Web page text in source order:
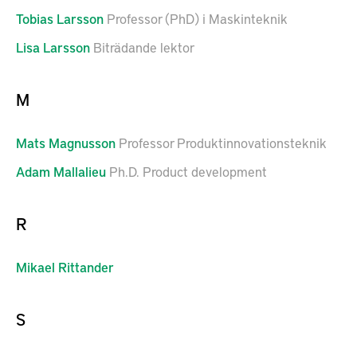
Tobias Larsson Professor (PhD) i Maskinteknik
Lisa Larsson Biträdande lektor
M
Mats Magnusson Professor Produktinnovationsteknik
Adam Mallalieu Ph.D. Product development
R
Mikael Rittander
S